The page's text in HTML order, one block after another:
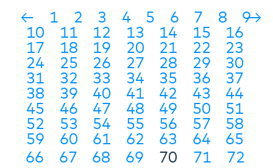
← 1 2 3 4 5 6 7 8
9
10
11 12 13 14 15
16
17
18 19 20 21 22
23
24
25 26 27 28 29
30
31
32 33 34 35 36
37
38
39 40 41 42 43
44
45
46 47 48 49 50
51
52
53 54 55 56 57
58
59
60 61 62 63 64
65
66
67 68 69 70 71
72
→